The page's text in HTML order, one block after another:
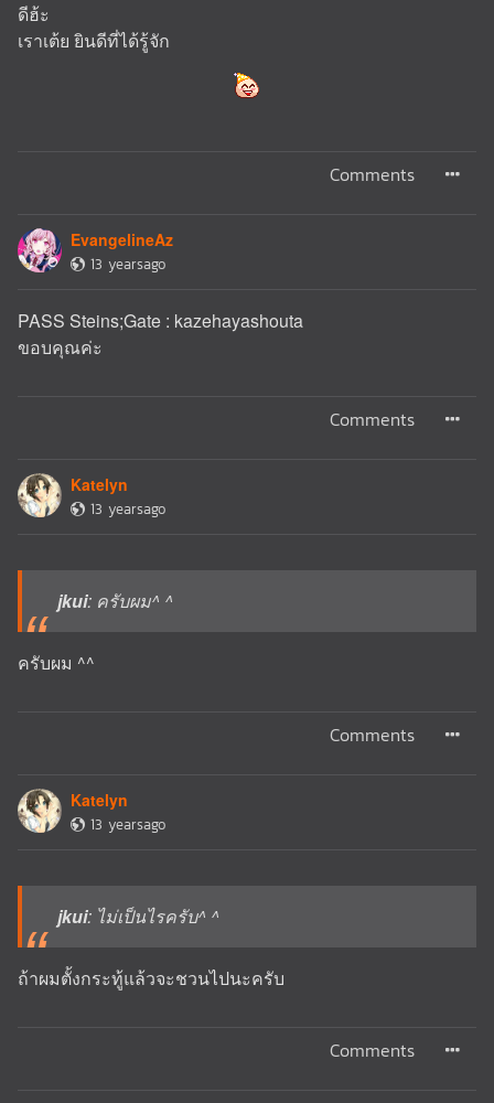
ดีฮ้ะ
เราเต้ย ยินดีที่ได้รู้จัก
Comments
EvangelineAz
13 yearsago
PASS Steins;Gate : kazehayashouta
ขอบคุณค่ะ
Comments
Katelyn
13 yearsago
jkui: ครับผม^ ^
ครับผม ^^
Comments
Katelyn
13 yearsago
jkui: ไม่เป็นไรครับ^ ^
ถ้าผมตั้งกระทู้แล้วจะชวนไปนะครับ
Comments